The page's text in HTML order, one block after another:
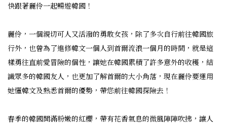
快跟著麗伶一起暢遊韓國！
麗伶，一個親切可人又活潑的勇敢女孩，除了多次自行前往韓國旅
行外，也曾為了進修韓文一個人到首爾流浪一個月的時間，就是這
樣勇往直前愛冒險的個性，讓她在韓國累積了許多意外的收穫，結
識眾多的韓國友人，也更加了解首爾的大小角落，現在麗伶要運用
她懂韓文及熟悉首爾的優勢，帶您前往韓國探險去！
春季的韓國開滿粉嫩的紅櫻，帶有花香氣息的微風陣陣吹拂，讓人